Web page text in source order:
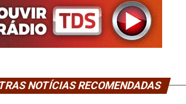
NOTÍCIAS RECOMENDADAS